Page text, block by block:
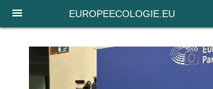
EUROPEECOLOGIE.EU